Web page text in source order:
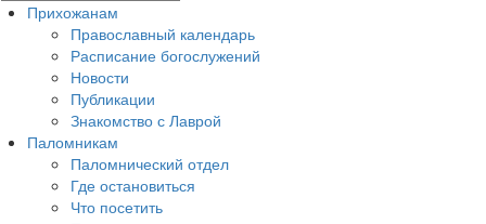
Прихожанам
Православный календарь
Расписание богослужений
Новости
Публикации
Знакомство с Лаврой
Паломникам
Паломнический отдел
Где остановиться
Что посетить